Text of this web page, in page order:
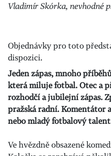
Vladimír Skórka, nevhodné
Objednávky pro toto
dispozici.
Jeden zápas, mnoho
která miluje fotbal. Otec a
rozhodčí a jubilejní zápas.
pražská radní. Komentátor
nebo mladý fotbalový
Ve hvězdně obsazené